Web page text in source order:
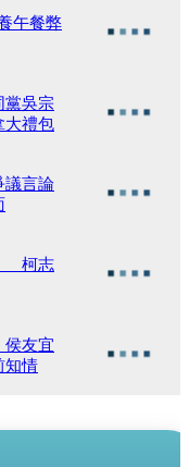
午餐弊
吳宗
大禮包
議言論
柯志
侯友宜
情